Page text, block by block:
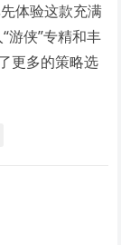
体验这款充满
游侠”专精和丰
更多的策略选